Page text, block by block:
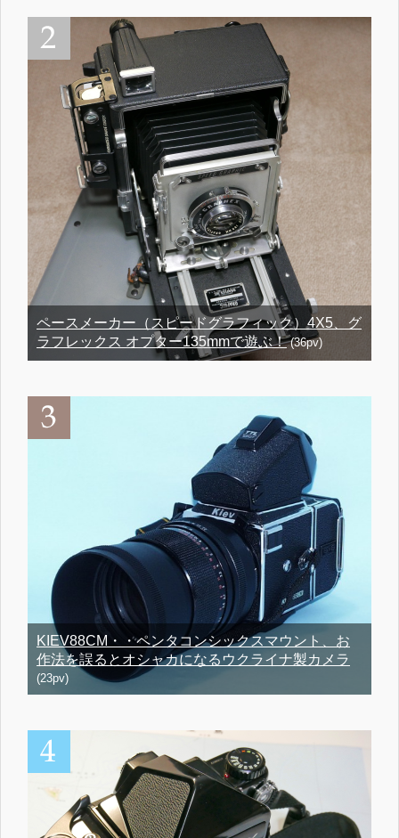
ペースメーカー（スピードグラフィック）4X5、グ
ラフレックス オプター135mmで遊ぶ！(36pv)
KIEV88CM・・ペンタコンシックスマウント、お
作法を誤るとオシャカになるウクライナ製カメラ
(23pv)